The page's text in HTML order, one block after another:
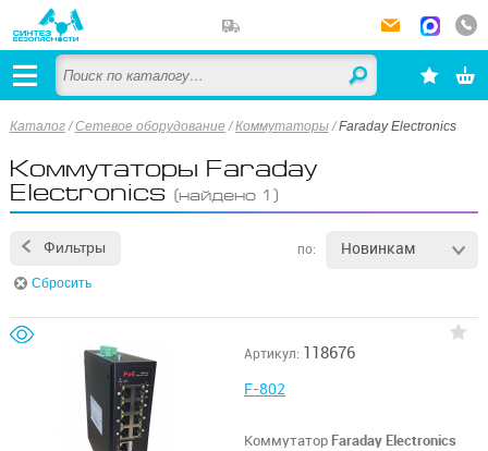
Каталог /Сетевое оборудование /Коммутаторы/Faraday Electronics
Коммутаторы Faraday
Electronics (найдено 1)
Фильтры по: Новинкам
Сбросить
Артикул: 118676
F-802
Коммутатор Faraday Electronics